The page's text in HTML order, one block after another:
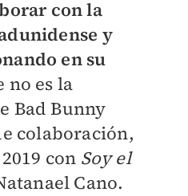
con la
y
en su
no es la
Bad Bunny
colaboración,
con Soy el
Cano.